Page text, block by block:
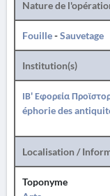
Nature de
Fouille-Sauvetage
Institution(s)
ΙΒ' Εφορεία
éphorie des
Localisation /
Toponyme